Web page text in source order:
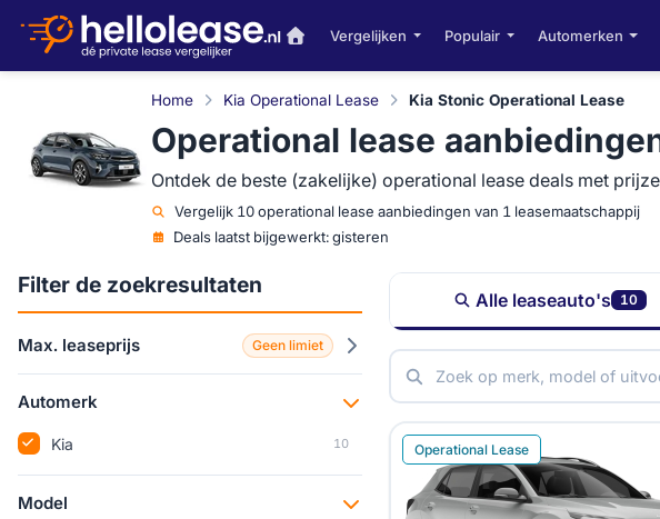
Vergelijken Populair Automerken
Home Kia Operational Lease Kia Stonic Operational Lease
Operational lease
Ontdek de beste (zakelijke) operational lease deals met
Vergelijk 10 operational lease aanbiedingen van 1 leasemaatschappij
Deals laatst bijgewerkt:gisteren
Alle leaseauto's 10
Operational Lease
Filter de zoekresultaten
Max. leaseprijs Geen limiet
Automerk
Kia 10
Model